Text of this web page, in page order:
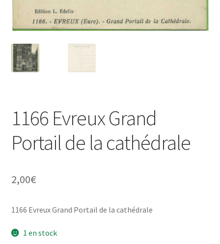
1166 Evreux Grand
Portail de la cathédrale
2,00€
1166 Evreux Grand Portail de la cathédrale
1 en stock